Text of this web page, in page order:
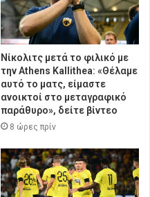
Νίκολιτς μετά το φιλικό με
την Athens Kallithea: «Θέλαμε
αυτό το ματς, είμαστε
ανοικτοί στο μεταγραφικό
παράθυρο», δείτε βίντεο
8 ώρες πρίν